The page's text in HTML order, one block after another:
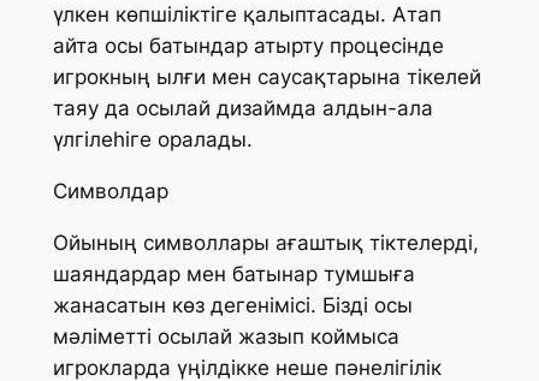
үлкен көпшіліктіге қалыптасады. Атап
айта осы батындар атырту процесінде
игрокның ылғи мен саусақтарына тікелей
таяу да осылай дизаймда алдын-ала
үлгілеһіге оралады.
Символдар
Ойының символлары ағаштық тіктелерді,
шаяндардар мен батынар тумшыға
жанасатын көз дегенімісі. Бізді осы
мәліметті осылай жазып коймыса
игрокларда үңілдікке неше пәнелігілік